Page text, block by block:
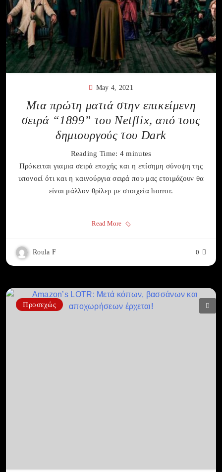
May 4, 2021
Μια πρώτη ματιά στην επικείμενη
σειρά “1899” του Netflix, από τους
δημιουργούς του Dark
Reading Time: 4 minutes
Πρόκειται γιαμια σειρά εποχής και η επίσημη σύνοψη της
υπονοεί ότι και η καινούργια σειρά που μας ετοιμάζουν θα
είναι μάλλον θρίλερ με στοιχεία horror.
Read More
Roula F 0
Προσεχώς